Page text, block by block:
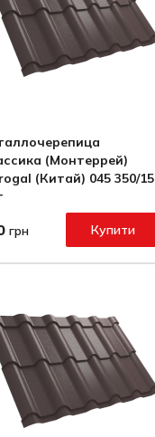
(Монтеррей)
(Китай) 045 350/15
грн Купити